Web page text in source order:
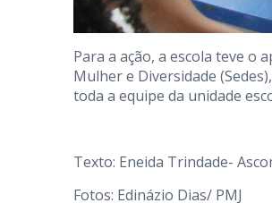
Para a ação, a escola teve o
Mulher e Diversidade
toda a equipe da unidade
Texto: Eneida Trindade-
Fotos: Edinázio Dias/ PMJ